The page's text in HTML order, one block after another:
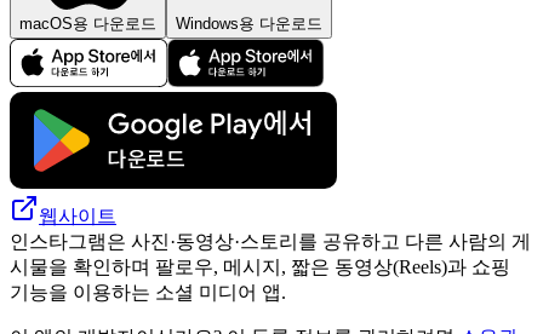
macOS용 다운로드 Windows용 다운로드
웹사이트
인스타그램은 사진·동영상·스토리를 공유하고 다른 사람의 게
시물을 확인하며 팔로우, 메시지, 짧은 동영상(Reels)과 쇼핑
기능을 이용하는 소셜 미디어 앱.